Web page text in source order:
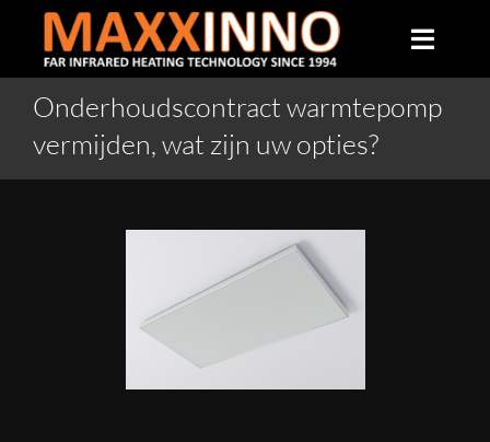
content
Toggle
Onderhoudscontract warmtepomp
vermijden, wat zijn uw opties?